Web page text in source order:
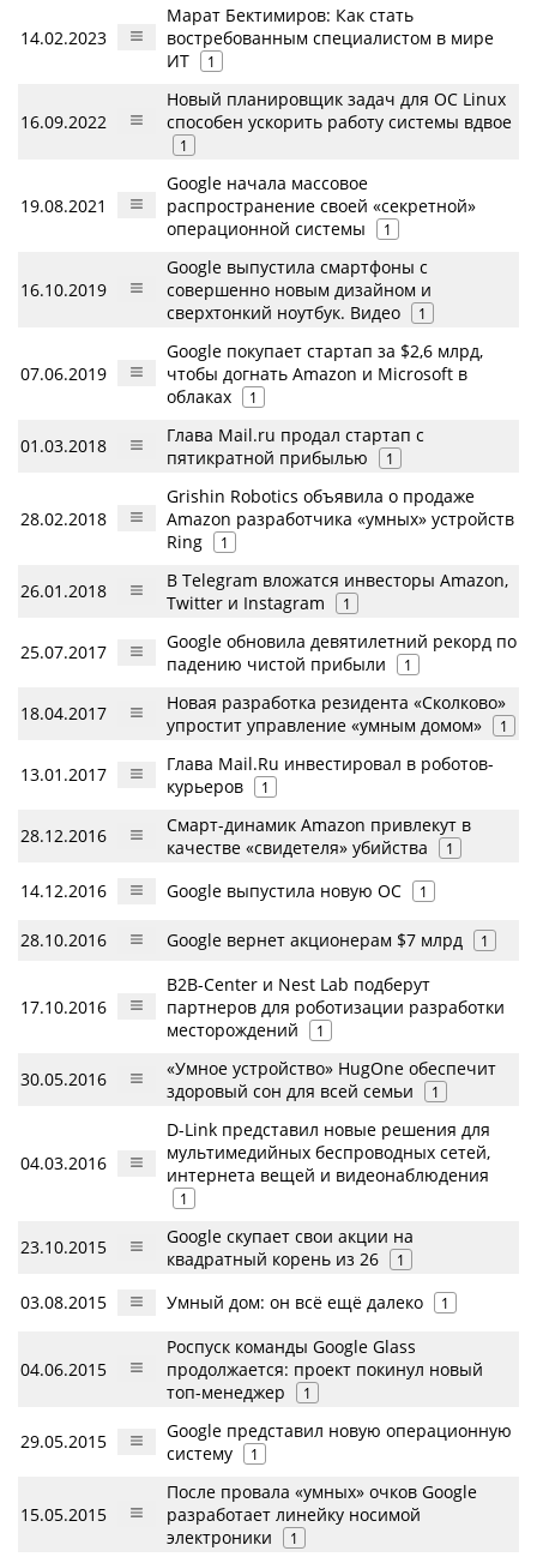
14.02.2023
Марат Бектимиров: Как стать
востребованным специалистом в мире
ИТ
1
16.09.2022
Новый планировщик задач для ОС Linux
способен ускорить работу системы вдвое
1
19.08.2021
Google начала массовое
распространение своей «секретной»
операционной системы
1
16.10.2019
Google выпустила смартфоны с
совершенно новым дизайном и
сверхтонкий ноутбук. Видео
1
07.06.2019
Google покупает стартап за $2,6 млрд,
чтобы догнать Amazon и Microsoft в
облаках
1
01.03.2018
Глава Mail.ru продал стартап с
пятикратной прибылью
1
28.02.2018
Grishin Robotics объявила о продаже
Amazon разработчика «умных» устройств
Ring
1
26.01.2018
В Telegram вложатся инвесторы Amazon,
Twitter и Instagram
1
25.07.2017
Google обновила девятилетний рекорд по
падению чистой прибыли
1
18.04.2017
Новая разработка резидента «Сколково»
упростит управление «умным домом»
1
13.01.2017
Глава Mail.Ru инвестировал в роботов-
курьеров
1
28.12.2016
Смарт-динамик Amazon привлекут в
качестве «свидетеля» убийства
1
14.12.2016 Google выпустила новую ОС 1
28.10.2016 Google вернет акционерам $7 млрд 1
17.10.2016
B2B-Center и Nest Lab подберут
партнеров для роботизации разработки
месторождений
1
30.05.2016
«Умное устройство» HugOne обеспечит
здоровый сон для всей семьи
1
04.03.2016
D-Link представил новые решения для
мультимедийных беспроводных сетей,
интернета вещей и видеонаблюдения
1
23.10.2015
Google скупает свои акции на
квадратный корень из 26
1
03.08.2015 Умный дом: он всё ещё далеко 1
04.06.2015
Роспуск команды Google Glass
продолжается: проект покинул новый
топ-менеджер
1
29.05.2015
Google представил новую операционную
систему
1
15.05.2015
После провала «умных» очков Google
разработает линейку носимой
электроники
1